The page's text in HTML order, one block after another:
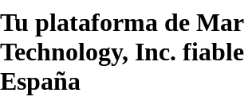
Tu plataforma de
Technology, Inc.
España